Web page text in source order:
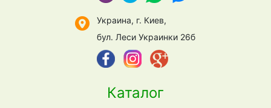
Каталог
Украина, г. Киев,
бул. Леси Украинки 26б